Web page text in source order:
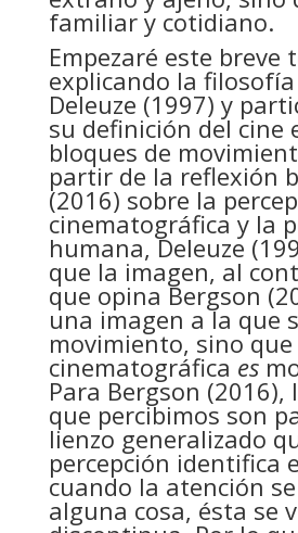
familiar y cotidiano.
Empezaré este breve
explicando la
Deleuze (1997) y
su definición del cine
bloques de
partir de la reflexión
(2016) sobre la
cinematográfica y la
humana, Deleuze
que la imagen, al
que opina Bergson
una imagen a la que
movimiento, sino
cinematográfica es
Para Bergson (2016),
que percibimos son
lienzo generalizado
percepción identifica
cuando la atención
alguna cosa, ésta se